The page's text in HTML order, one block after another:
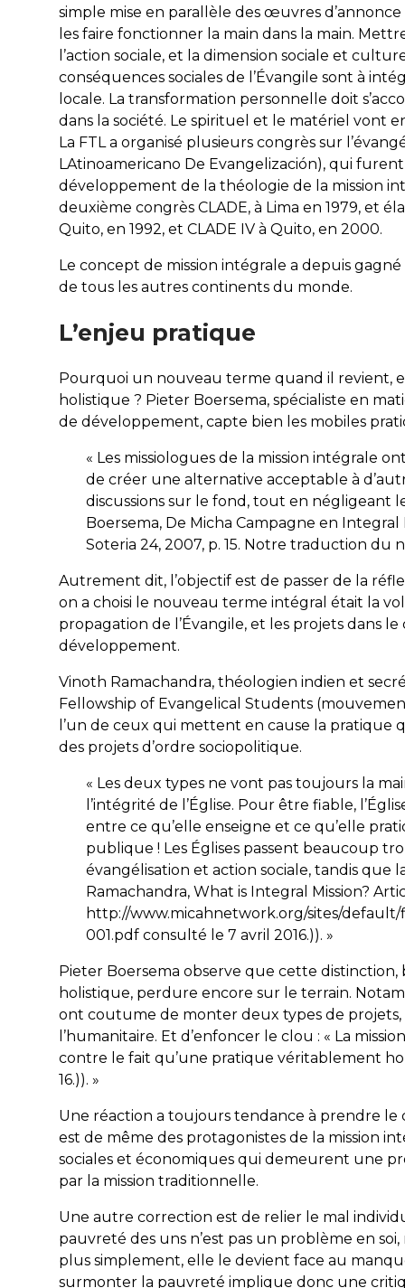
simple mise en parallèle des œuvres
les faire fonctionner la main dans la main.
l’action sociale, et la dimension sociale et
conséquences sociales de l’Évangile sont à
locale. La transformation personnelle doit
dans la société. Le spirituel et le matériel vont
La FTL a organisé plusieurs congrès sur
LAtinoamericano De Evangelización), qui
développement de la théologie de la mission
deuxième congrès CLADE, à Lima en 1979, et
Quito, en 1992, et CLADE IV à Quito, en 2000.
Le concept de mission intégrale a depuis
de tous les autres continents du monde.
L’enjeu pratique
Pourquoi un nouveau terme quand il revient,
holistique ? Pieter Boersema, spécialiste en
de développement, capte bien les mobiles
« Les missiologues de la mission intégrale
de créer une alternative acceptable à
discussions sur le fond, tout en
Boersema, De Micha Campagne en
Soteria 24, 2007, p. 15. Notre traduction du
Autrement dit, l’objectif est de passer de la
on a choisi le nouveau terme intégral était la
propagation de l’Évangile, et les projets dans
développement.
Vinoth Ramachandra, théologien indien et
Fellowship of Evangelical Students
l’un de ceux qui mettent en cause la pratique
des projets d’ordre sociopolitique.
« Les deux types ne vont pas toujours la
l’intégrité de l’Église. Pour être fiable,
entre ce qu’elle enseigne et ce qu’elle
publique ! Les Églises passent beaucoup
évangélisation et action sociale, tandis que
Ramachandra, What is Integral Mission?
http://www.micahnetwork.org/sites/
001.pdf consulté le 7 avril 2016.)). »
Pieter Boersema observe que cette distinction,
holistique, perdure encore sur le terrain.
ont coutume de monter deux types de projets,
l’humanitaire. Et d’enfoncer le clou : « La
contre le fait qu’une pratique véritablement
16.)). »
Une réaction a toujours tendance à prendre
est de même des protagonistes de la mission
sociales et économiques qui demeurent une
par la mission traditionnelle.
Une autre correction est de relier le mal
pauvreté des uns n’est pas un problème en
plus simplement, elle le devient face au
surmonter la pauvreté implique donc une